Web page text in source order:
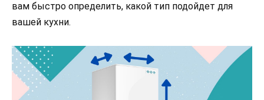
вам быстро определить, какой тип подойдет для
вашей кухни.